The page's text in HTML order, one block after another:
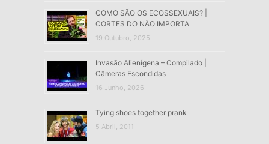
COMO SÃO OS ECOSSEXUAIS? |
CORTES DO NÃO IMPORTA
19 Outubro, 2025
Invasão Alienígena – Compilado |
Câmeras Escondidas
16 Junho, 2026
Tying shoes together prank
5 Abril, 2011